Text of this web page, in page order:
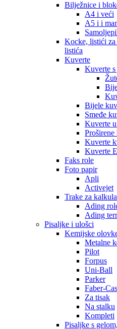
Bilježnice i
A4 i veći
A5 i i
Kocke, listići za
listića
Kuverte
Kuverte s
Bijele
Smeđe
Kuverte
Proširene
Kuverte
Kuverte
Faks role
Foto papir
Apli
Activejet
Trake za
Ading
Ading
Pisaljke i ulošci
Kemijske
Metalne
Pilot
Forpus
Uni-Ball
Parker
Faber-
Za tisak
Na stalku
Kompleti
Pisaljke s